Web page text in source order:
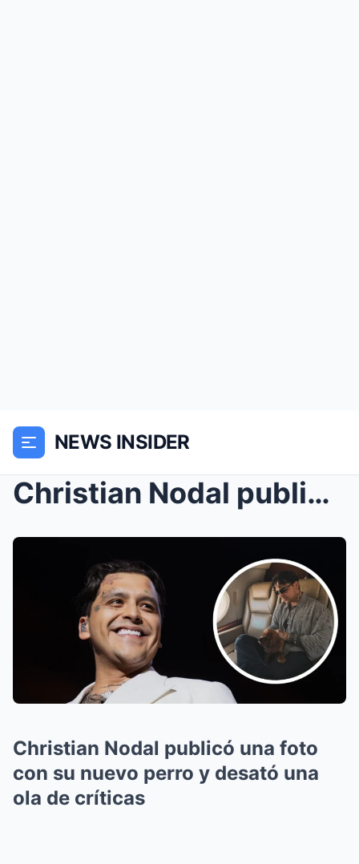
NEWS INSIDER
Christian Nodal publicó una foto con su nuevo perr...
Christian Nodal publicó una foto
con su nuevo perro y desató una
ola de críticas